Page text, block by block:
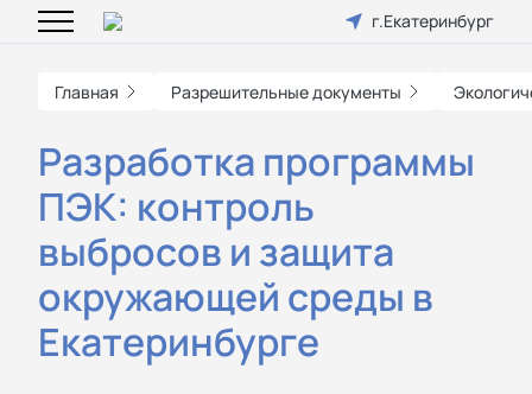
г.Екатеринбург
Главная Разрешительные документы
Разработка программы
ПЭК: контроль
выбросов и защита
окружающей среды в
Екатеринбурге